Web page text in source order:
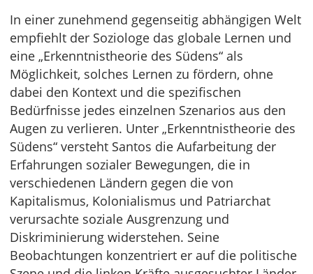
In einer zunehmend gegenseitig abhängigen Welt
empfiehlt der Soziologe das globale Lernen und
eine „Erkenntnistheorie des Südens“ als
Möglichkeit, solches Lernen zu fördern, ohne
dabei den Kontext und die spezifischen
Bedürfnisse jedes einzelnen Szenarios aus den
Augen zu verlieren. Unter „Erkenntnistheorie des
Südens“ versteht Santos die Aufarbeitung der
Erfahrungen sozialer Bewegungen, die in
verschiedenen Ländern gegen die von
Kapitalismus, Kolonialismus und Patriarchat
verursachte soziale Ausgrenzung und
Diskriminierung widerstehen. Seine
Beobachtungen konzentriert er auf die politische